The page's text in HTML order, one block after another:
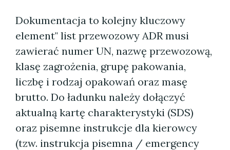
Dokumentacja to kolejny kluczowy
element" list przewozowy ADR musi
zawierać numer UN, nazwę przewozową,
klasę zagrożenia, grupę pakowania,
liczbę i rodzaj opakowań oraz masę
brutto. Do ładunku należy dołączyć
aktualną kartę charakterystyki (SDS)
oraz pisemne instrukcje dla kierowcy
(tzw. instrukcja pisemna / emergency